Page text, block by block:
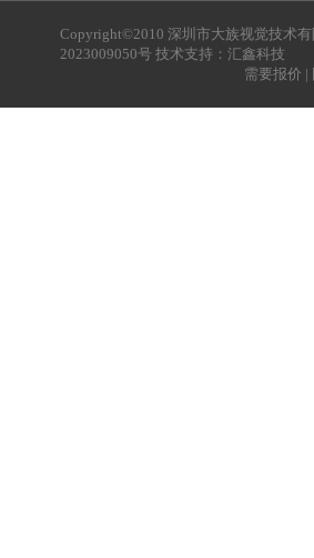
Copyright©2010 深圳市大族视觉技术有
2023009050号 技术支持： 汇鑫科技
需要报价 |